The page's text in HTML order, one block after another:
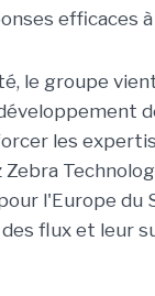
efficaces
le groupe
les
Zebra
l'Europe du
flux et leur